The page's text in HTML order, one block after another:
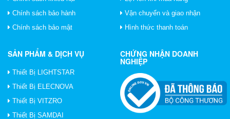
Chính sách bảo hành
Chính sách bảo mật
Vận chuyển và giao nhận
Hình thức thanh toán
SẢN PHẨM & DỊCH VỤ
Thiết Bị LIGHTSTAR
Thiết Bị ELECNOVA
Thiết Bị VITZRO
Thiết Bị SAMDAI
CHỨNG NHẬN DOANH
NGHIỆP